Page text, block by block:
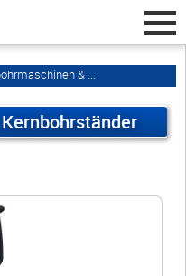
zurück
& ...